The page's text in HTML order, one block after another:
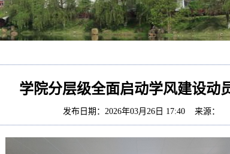
学院分层级全面启动学风建设动
发布日期：2026年03月26日 17:40 来源：